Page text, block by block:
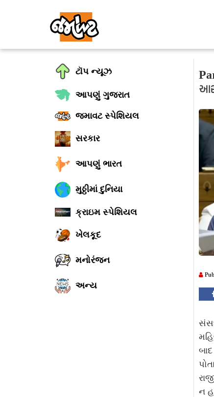
ટૉપ ન્યૂઝ
આપણું ગુજરાત
જમાવટ સ્પેશિયલ
સરકાર
આપણું ભારત
મુઠ્ઠીમાં દુનિયા
ક્રાઇમ સ્પેશિયલ
ખેલકૂદ
મનોરંજન
અન્ય
ન